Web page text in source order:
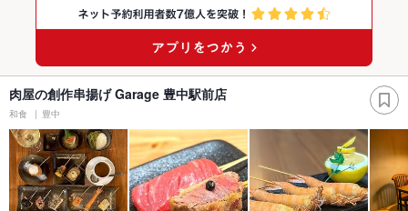
肉屋の創作串揚げ Garage 豊中駅前店
和食 豊中